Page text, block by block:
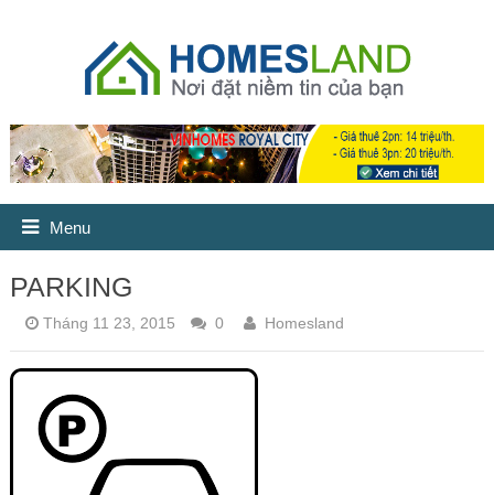
Menu
PARKING
Tháng 11 23, 2015 0 Homesland